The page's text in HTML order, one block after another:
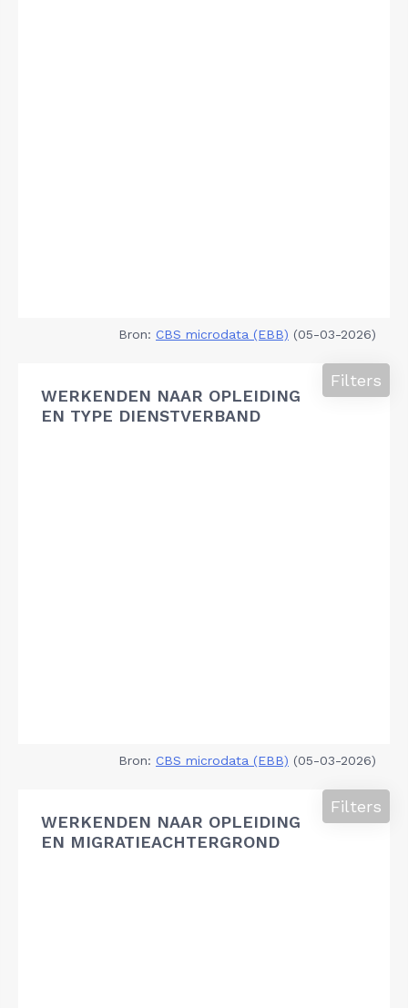
Bron: CBS microdata (EBB) (05-03-2026)
WERKENDEN NAAR OPLEIDING
EN TYPE DIENSTVERBAND
Filters
Bron: CBS microdata (EBB) (05-03-2026)
WERKENDEN NAAR OPLEIDING
EN MIGRATIEACHTERGROND
Filters